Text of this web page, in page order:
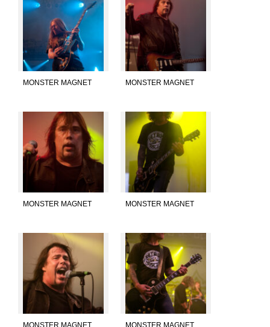
MONSTER MAGNET MONSTER MAGNET
MONSTER MAGNET MONSTER MAGNET